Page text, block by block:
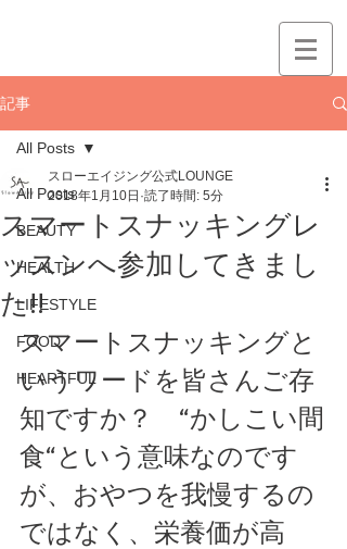
記事
All Posts
BEAUTY
HEALTH
LIFESTYLE
FOOD
HEARTFUL
All Posts
スマートスナッキングレ
ッスンへ参加してきまし
た!!
スローエイジング公式LOUNGE
2018年1月10日 読了時間: 5分
スマートスナッキングと
いうワードを皆さんご存
知ですか？　“かしこい間
食“という意味なのです
が、おやつを我慢するの
ではなく、栄養価が高